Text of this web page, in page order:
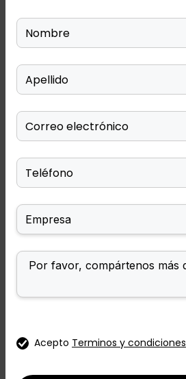
Acepto Terminos y condiciones